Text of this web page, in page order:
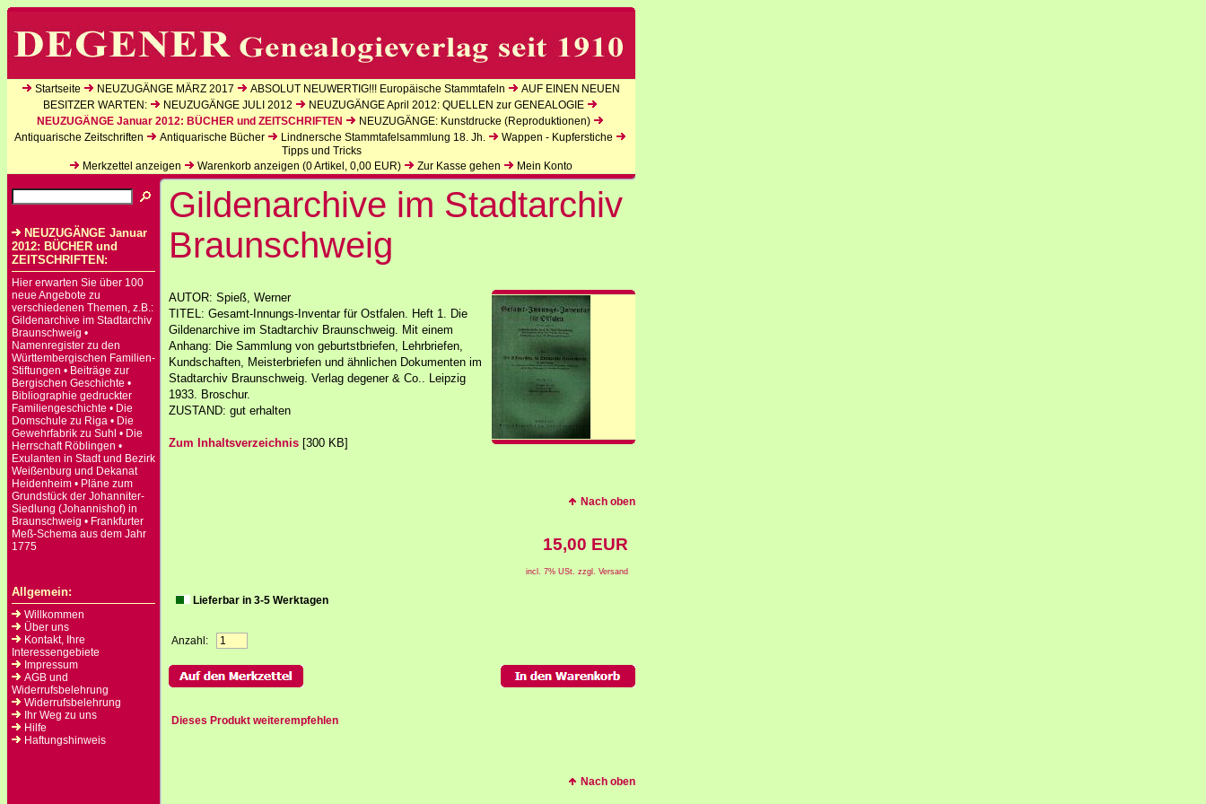
Startseite NEUZUGÄNGE MÄRZ 2017 ABSOLUT NEUWERTIG!!! Europäische Stammtafeln
AUF EINEN NEUEN
BESITZER WARTEN:
NEUZUGÄNGE JULI 2012
NEUZUGÄNGE April 2012: QUELLEN zur GENEALOGIE
NEUZUGÄNGE Januar 2012: BÜCHER und ZEITSCHRIFTEN
NEUZUGÄNGE: Kunstdrucke (Reproduktionen)
Antiquarische Zeitschriften
Antiquarische Bücher Lindnersche Stammtafelsammlung 18. Jh.
Wappen - Kupferstiche
Tipps und Tricks
Merkzettel anzeigen
Warenkorb anzeigen (0Artikel, 0,00 EUR) Zur Kasse gehen Mein Konto
NEUZUGÄNGE Januar
2012: BÜCHER und
ZEITSCHRIFTEN:
Hier erwarten Sie über 100
neue Angebote zu
verschiedenen Themen, z.B.:
Gildenarchive im Stadtarchiv
Braunschweig •
Namenregister zu den
Württembergischen Familien-
Stiftungen • Beiträge zur
Bergischen Geschichte •
Bibliographie gedruckter
Familiengeschichte • Die
Domschule zu Riga • Die
Gewehrfabrik zu Suhl • Die
Herrschaft Röblingen •
Exulanten in Stadt und Bezirk
Weißenburg und Dekanat
Heidenheim • Pläne zum
Grundstück der Johanniter-
Siedlung (Johannishof) in
Braunschweig • Frankfurter
Meß-Schema aus dem Jahr
1775
Allgemein:
Willkommen
Über uns
Kontakt, Ihre
Interessengebiete
Impressum
AGB und
Widerrufsbelehrung
Widerrufsbelehrung
Ihr Weg zu uns
Hilfe
Haftungshinweis
Gildenarchive im Stadtarchiv
Braunschweig
AUTOR: Spieß, Werner
TITEL: Gesamt-Innungs-Inventar für Ostfalen. Heft 1. Die
Gildenarchive im Stadtarchiv Braunschweig. Mit einem
Anhang: Die Sammlung von geburtstbriefen, Lehrbriefen,
Kundschaften, Meisterbriefen und ähnlichen Dokumenten im
Stadtarchiv Braunschweig. Verlag degener & Co.. Leipzig
1933. Broschur.
ZUSTAND: gut erhalten
Zum Inhaltsverzeichnis [300 KB]
Nach oben
15,00 EUR
incl. 7% USt. zzgl. Versand
Lieferbar in 3-5 Werktagen
Anzahl:
Dieses Produkt weiterempfehlen
Nach oben